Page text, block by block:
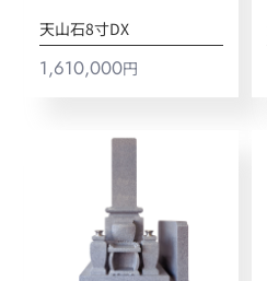
天山石8寸DX
1,610,000円